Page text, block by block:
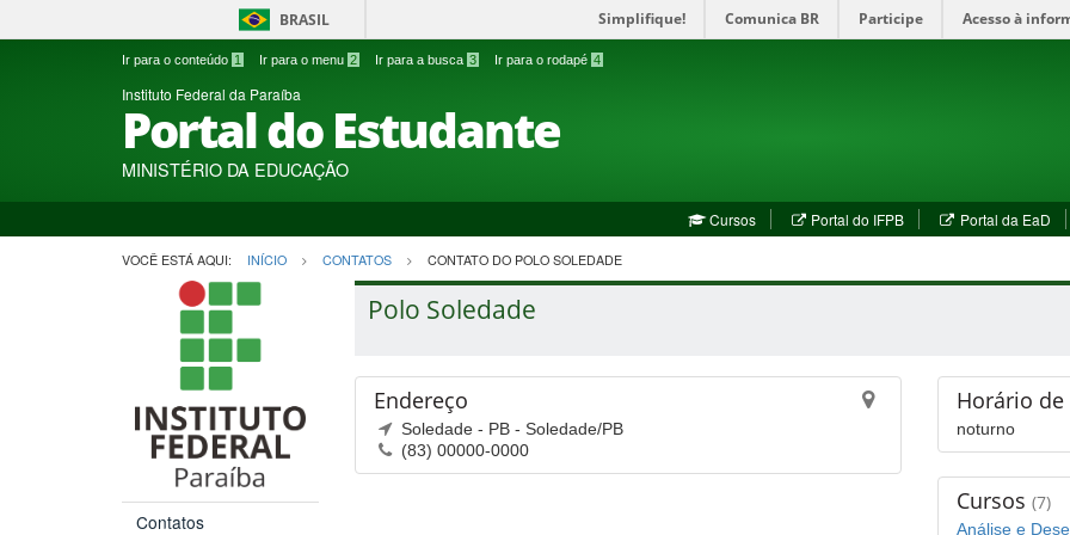
BRASIL Simplifique! Comunica BR Participe Acesso à
Ir para o conteúdo 1 Ir para o menu 2 Ir para a busca 3 Ir para o rodapé 4
Instituto Federal da Paraíba
Portal do Estudante
MINISTÉRIO DA EDUCAÇÃO
Cursos Portal do IFPB(abre
em
janela)
Portal da EaD
em
VOCÊ ESTÁ AQUI: INÍCIO CONTATOS CONTATO DO POLO SOLEDADE
Contatos
Polo Soledade
Endereço
Soledade - PB - Soledade/PB
(83) 00000-0000
Horário
noturno
Cursos (7)
Análise e